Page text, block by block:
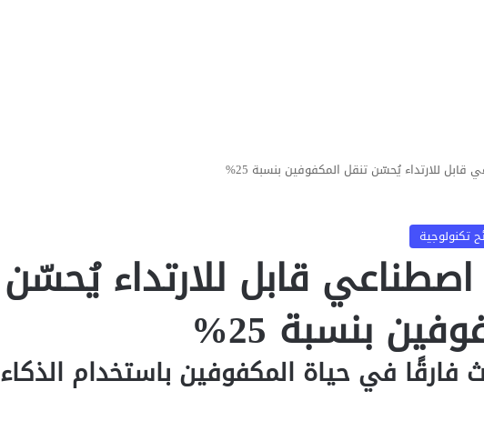
للارتداء يُحسّن تنقل المكفوفين بنسبة 25%
تكنولوجية
قابل للارتداء يُحسّن
بنسبة 25%
فارقًا في حياة المكفوفين باستخدام الذكاء